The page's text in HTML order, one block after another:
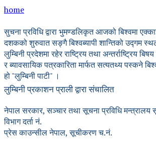
home
सुचना प्रविधि द्वारा भुमण्डलिकृत आजको बिश्वमा
दशकको शुरुवात सङ्गै बिश्वब्यापी शान्तिको उद्गम
लुम्बिनी प्रदेशमा रहेर राष्ट्रिय तथा अन्तर्राष्ट्रिय
र ब्यावसायिक पत्रकारिता मार्फत सत्यतथ्य पस्कने
हो "लुम्बिनी पाटी" ।
लुम्बिनी प्रकाशन प्राली द्वारा संचालित
नेपाल सरकार, सञ्चार तथा सूचना प्रविधि मन्त्रालय
विभाग दर्ता नं.
प्रेस काउन्सील नेपाल, सूचीकरण च.नं.